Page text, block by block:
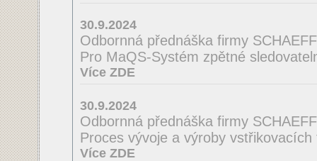
30.9.2024
Odbornná přednáška firmy
Pro MaQS-Systém zpětné
Více ZDE
30.9.2024
Odbornná přednáška firmy
Proces vývoje a výroby vstřikovacích
Více ZDE